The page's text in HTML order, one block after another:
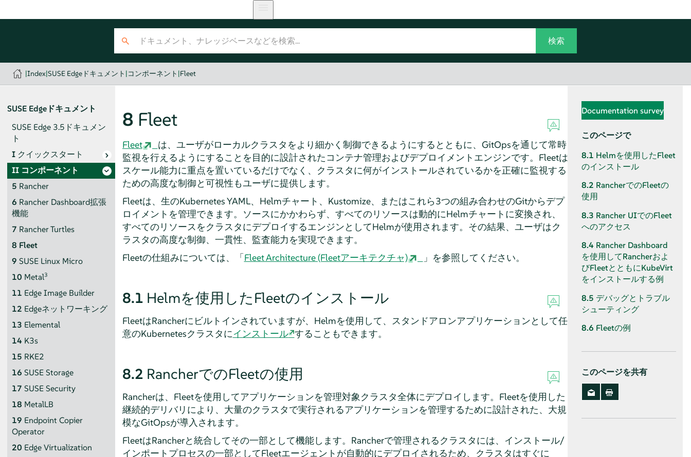
|Index|SUSE Edgeドキュメント |コンポーネント |Fleet
SUSE Edgeドキュメント
SUSE Edge 3.5ドキュメン
ト
I クイックスタート
II コンポーネント
5 Rancher
6 Rancher Dashboard拡張
機能
7 Rancher Turtles
8 Fleet
9 SUSE Linux Micro
10 Metal3
11 Edge Image Builder
12 Edgeネットワーキング
13 Elemental
14 K3s
15 RKE2
16 SUSE Storage
17 SUSE Security
18 MetalLB
19 Endpoint Copier
Operator
20 Edge Virtualization
8 Fleet
Fleet
は、ユーザがローカルクラスタをより細かく制御できるようにするとともに、GitOpsを通じて常時
監視を行えるようにすることを目的に設計されたコンテナ管理およびデプロイメントエンジンです。Fleetは
スケール能力に重点を置いているだけでなく、クラスタに何がインストールされているかを正確に監視する
ための高度な制御と可視性もユーザに提供します。
Fleetは、生のKubernetes YAML、Helmチャート、Kustomize、またはこれら3つの組み合わせのGitからデプ
ロイメントを管理できます。ソースにかかわらず、すべてのリソースは動的にHelmチャートに変換され、
すべてのリソースをクラスタにデプロイするエンジンとしてHelmが使用されます。その結果、ユーザはク
ラスタの高度な制御、一貫性、監査能力を実現できます。
Fleetの仕組みについては、「Fleet Architecture (Fleetアーキテクチャ) 」を参照してください。
8.1 Helmを使用したFleetのインストール
FleetはRancherにビルトインされていますが、Helmを使用して、スタンドアロンアプリケーションとして任
意のKubernetesクラスタにインストール することもできます。
8.2 RancherでのFleetの使用
Rancherは、Fleetを使用してアプリケーションを管理対象クラスタ全体にデプロイします。Fleetを使用した
継続的デリバリにより、大量のクラスタで実行されるアプリケーションを管理するために設計された、大規
模なGitOpsが導入されます。
FleetはRancherと統合してその一部として機能します。Rancherで管理されるクラスタには、インストール/
インポートプロセスの一部としてFleetエージェントが自動的にデプロイされるため、クラスタはすぐに
Documentation survey
このページで
8.1 Helmを使用したFleet
のインストール
8.2 RancherでのFleetの
使用
8.3 Rancher UIでのFleet
へのアクセス
8.4 Rancher Dashboard
を使用してRancherおよ
びFleetとともにKubeVirt
をインストールする例
8.5 デバッグとトラブル
シューティング
8.6 Fleetの例
このページを共有